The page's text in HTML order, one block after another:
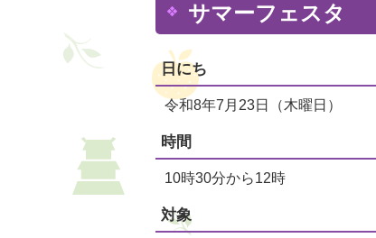
サマーフェスタ
日にち
令和8年7月23日（木曜日）
時間
10時30分から12時
対象